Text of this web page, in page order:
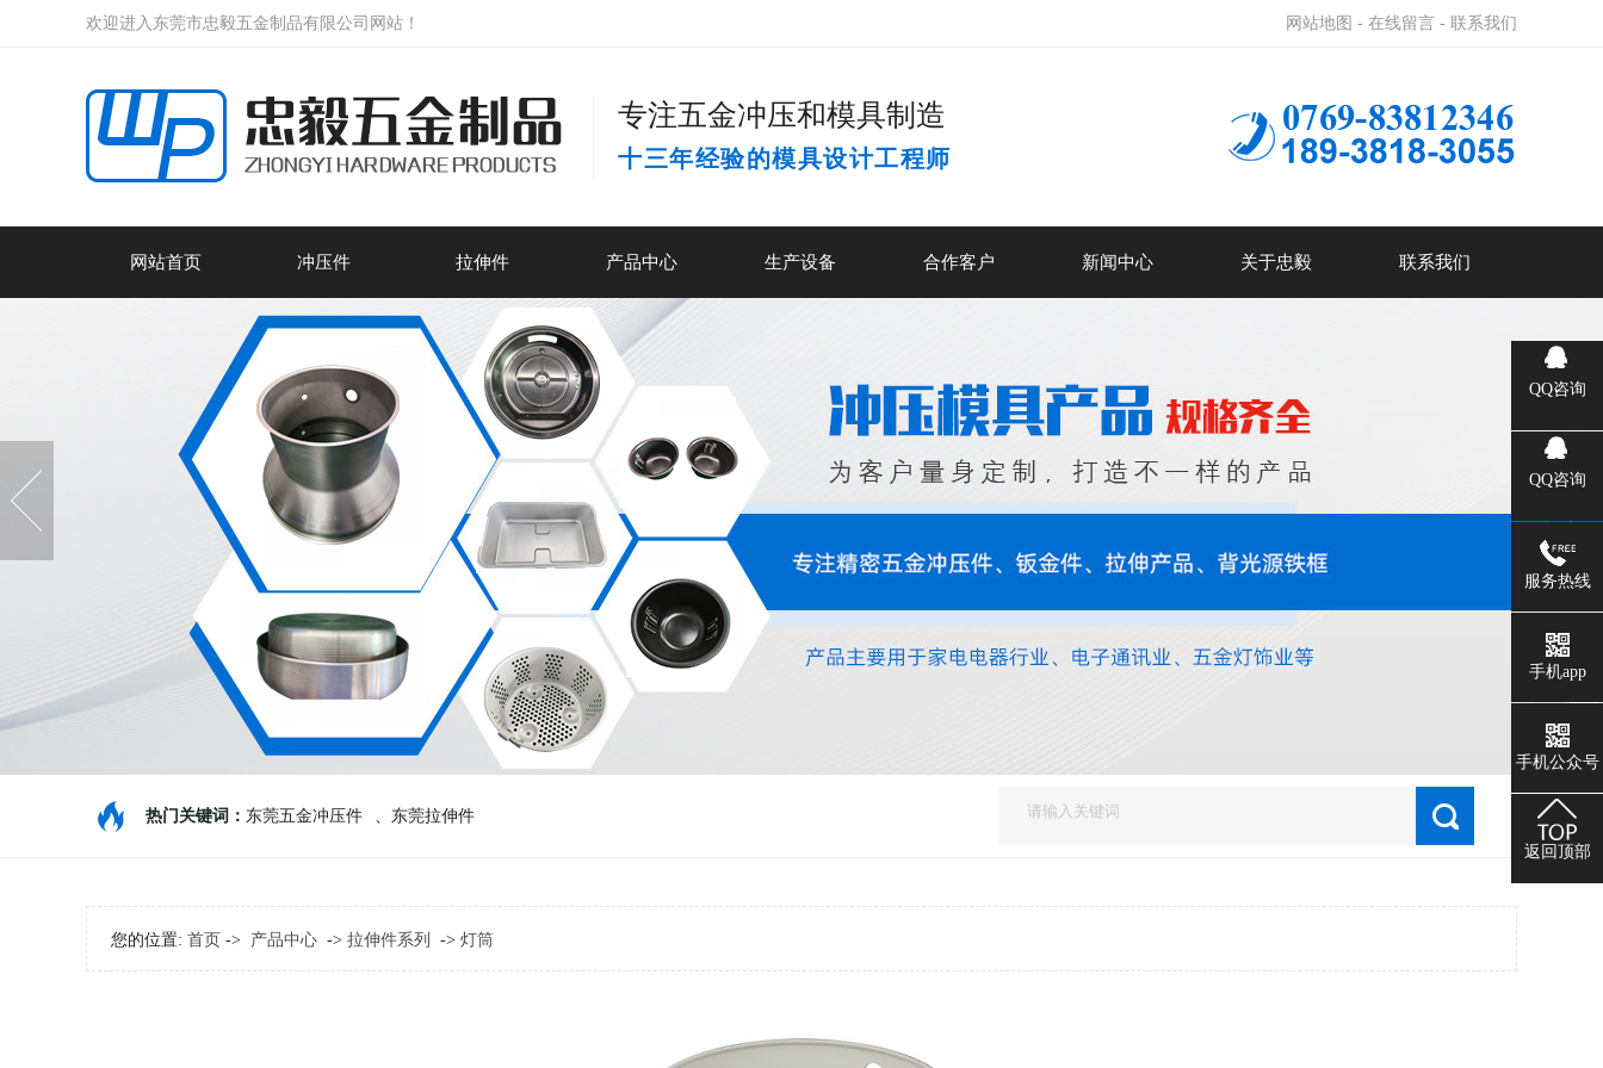
欢迎进入东莞市忠毅五金制品有限公司网站！ 网站地图 - 在线留言 - 联系我们
专注五金冲压和模具制造
十三年经验的模具设计工程师
网站首页 冲压件 拉伸件 产品中心 生产设备 合作客户 新闻中心 关于忠毅 联系我们
热门关键词： 东莞五金冲压件 、 东莞拉伸件
您的位置: 首页 -> 产品中心 -> 拉伸件系列 -> 灯筒
QQ咨询
QQ咨询
服务热线
手机app
手机公众号
返回顶部